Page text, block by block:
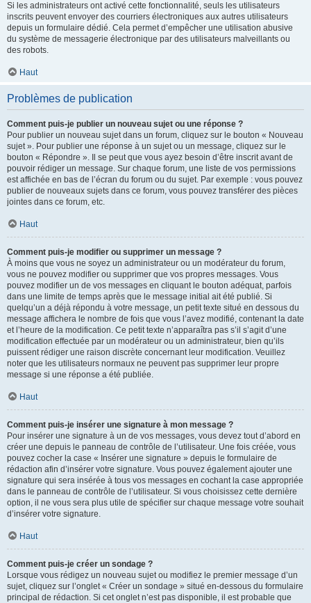
Si les administrateurs ont activé cette fonctionnalité, seuls les utilisateurs
inscrits peuvent envoyer des courriers électroniques aux autres utilisateurs
depuis un formulaire dédié. Cela permet d’empêcher une utilisation abusive
du système de messagerie électronique par des utilisateurs malveillants ou
des robots.
Haut
Problèmes de publication
Comment puis-je publier un nouveau sujet ou une réponse ?
Pour publier un nouveau sujet dans un forum, cliquez sur le bouton « Nouveau
sujet ». Pour publier une réponse à un sujet ou un message, cliquez sur le
bouton « Répondre ». Il se peut que vous ayez besoin d’être inscrit avant de
pouvoir rédiger un message. Sur chaque forum, une liste de vos permissions
est affichée en bas de l’écran du forum ou du sujet. Par exemple : vous pouvez
publier de nouveaux sujets dans ce forum, vous pouvez transférer des pièces
jointes dans ce forum, etc.
Haut
Comment puis-je modifier ou supprimer un message ?
À moins que vous ne soyez un administrateur ou un modérateur du forum,
vous ne pouvez modifier ou supprimer que vos propres messages. Vous
pouvez modifier un de vos messages en cliquant le bouton adéquat, parfois
dans une limite de temps après que le message initial ait été publié. Si
quelqu’un a déjà répondu à votre message, un petit texte situé en dessous du
message affichera le nombre de fois que vous l’avez modifié, contenant la date
et l’heure de la modification. Ce petit texte n’apparaîtra pas s’il s’agit d’une
modification effectuée par un modérateur ou un administrateur, bien qu’ils
puissent rédiger une raison discrète concernant leur modification. Veuillez
noter que les utilisateurs normaux ne peuvent pas supprimer leur propre
message si une réponse a été publiée.
Haut
Comment puis-je insérer une signature à mon message ?
Pour insérer une signature à un de vos messages, vous devez tout d’abord en
créer une depuis le panneau de contrôle de l’utilisateur. Une fois créée, vous
pouvez cocher la case « Insérer une signature » depuis le formulaire de
rédaction afin d’insérer votre signature. Vous pouvez également ajouter une
signature qui sera insérée à tous vos messages en cochant la case appropriée
dans le panneau de contrôle de l’utilisateur. Si vous choisissez cette dernière
option, il ne vous sera plus utile de spécifier sur chaque message votre souhait
d’insérer votre signature.
Haut
Comment puis-je créer un sondage ?
Lorsque vous rédigez un nouveau sujet ou modifiez le premier message d’un
sujet, cliquez sur l’onglet « Créer un sondage » situé en-dessous du formulaire
principal de rédaction. Si cet onglet n’est pas disponible, il est probable que